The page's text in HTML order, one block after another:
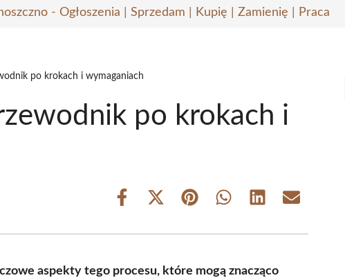
- Ogłoszenia | Sprzedam | Kupię | Zamienię | Praca
po krokach i wymaganiach
po krokach i
Share
Share
(Twitter)
Share Share Share Share
aspekty tego procesu, które mogą znacząco